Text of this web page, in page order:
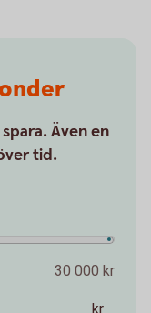
Även en
tid.
30 000 kr
kr